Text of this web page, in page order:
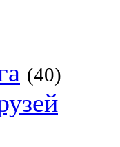
(40)